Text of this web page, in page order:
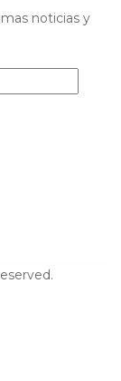
noticias y